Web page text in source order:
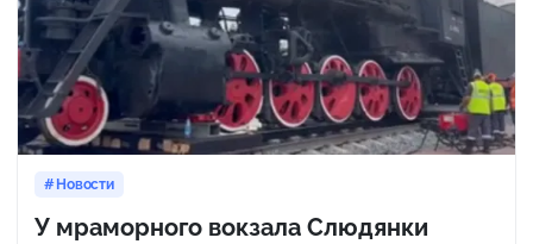
Новости
У мраморного вокзала Слюдянки